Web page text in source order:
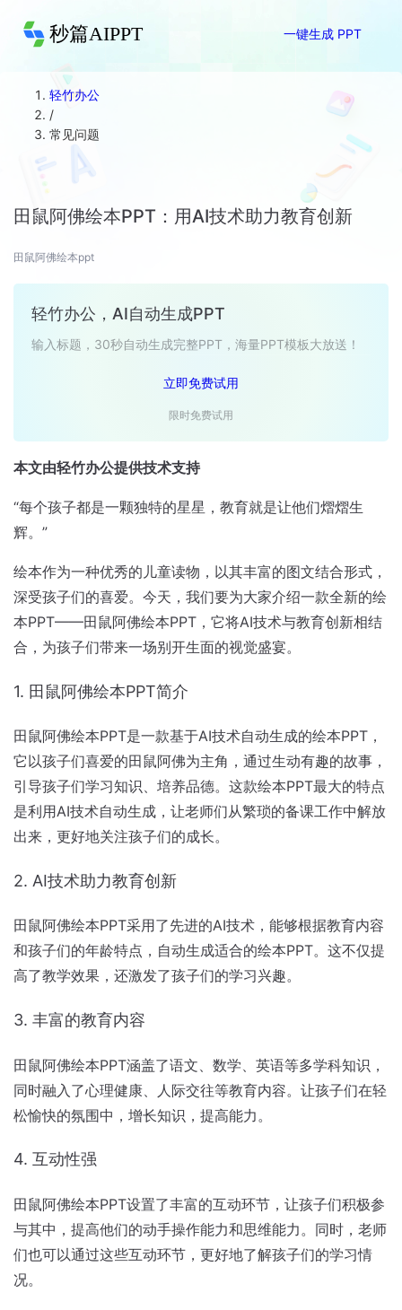
秒篇AIPPT 一键生成 PPT
轻竹办公
/
常见问题
田鼠阿佛绘本PPT：用AI技术助力教育创新
田鼠阿佛绘本ppt
轻竹办公，AI自动生成PPT
输入标题，30秒自动生成完整PPT，海量PPT模板大放送！
立即免费试用
限时免费试用
本文由轻竹办公提供技术支持
“每个孩子都是一颗独特的星星，教育就是让他们熠熠生
辉。”
绘本作为一种优秀的儿童读物，以其丰富的图文结合形式，
深受孩子们的喜爱。今天，我们要为大家介绍一款全新的绘
本PPT——田鼠阿佛绘本PPT，它将AI技术与教育创新相结
合，为孩子们带来一场别开生面的视觉盛宴。
1. 田鼠阿佛绘本PPT简介
田鼠阿佛绘本PPT是一款基于AI技术自动生成的绘本PPT，
它以孩子们喜爱的田鼠阿佛为主角，通过生动有趣的故事，
引导孩子们学习知识、培养品德。这款绘本PPT最大的特点
是利用AI技术自动生成，让老师们从繁琐的备课工作中解放
出来，更好地关注孩子们的成长。
2. AI技术助力教育创新
田鼠阿佛绘本PPT采用了先进的AI技术，能够根据教育内容
和孩子们的年龄特点，自动生成适合的绘本PPT。这不仅提
高了教学效果，还激发了孩子们的学习兴趣。
3. 丰富的教育内容
田鼠阿佛绘本PPT涵盖了语文、数学、英语等多学科知识，
同时融入了心理健康、人际交往等教育内容。让孩子们在轻
松愉快的氛围中，增长知识，提高能力。
4. 互动性强
田鼠阿佛绘本PPT设置了丰富的互动环节，让孩子们积极参
与其中，提高他们的动手操作能力和思维能力。同时，老师
们也可以通过这些互动环节，更好地了解孩子们的学习情
况。